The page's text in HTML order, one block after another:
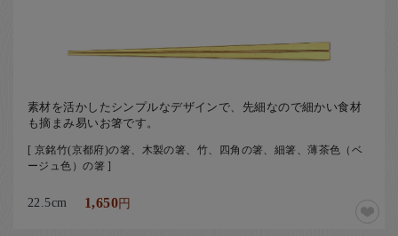
素材を活かしたシンプルなデザインで、先細なので細かい食材
も摘まみ易いお箸です。
[ 京銘竹(京都府)の箸、木製の箸、竹、四角の箸、細箸、薄茶色（ベ
ージュ色）の箸 ]
22.5cm 1,650円